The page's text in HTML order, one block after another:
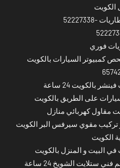
الكويت
52227338
فوري
كمبيوتر السيارات بالكويت
بالكويت 24 ساعة
على الطريق بالكويت
مقاول كهربائي منازل
مقوي سيرفس البر الكويت
الكويت
البيت و المنزل بالكويت
ستلايت الشويخ 24 ساعة